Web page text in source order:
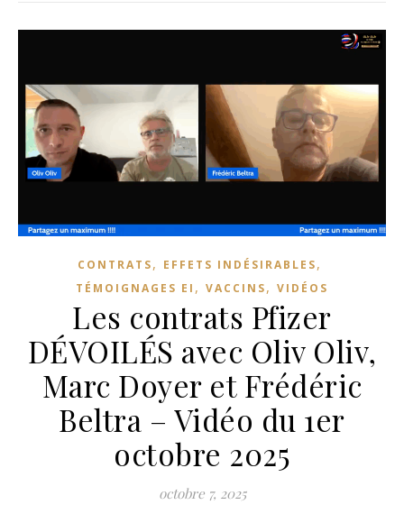
CONTRATS, EFFETS INDÉSIRABLES,
TÉMOIGNAGES EI , VACCINS, VIDÉOS
Les contrats Pfizer
DÉVOILÉS avec Oliv Oliv,
Marc Doyer et Frédéric
Beltra – Vidéo du 1er
octobre 2025
octobre 7, 2025